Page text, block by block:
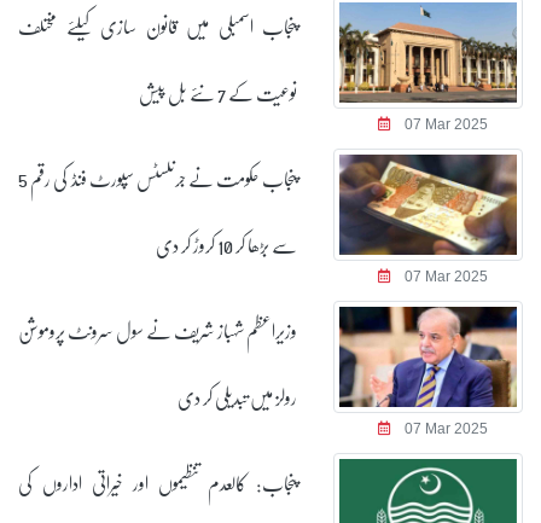
07 Mar 2025
پنجاب اسمبلی میں قانون سازی کیلئے مختلف
نوعیت کے 7 نئے بل پیش
07 Mar 2025
پنجاب حکومت نے جرنلسٹس سپورٹ فنڈ کی رقم 5
سے بڑھا کر 10 کروڑ کر دی
07 Mar 2025
وزیراعظم شہباز شریف نے سول سرونٹ پروموشن
رولز میں تبدیلی کر دی
پنجاب: کالعدم تنظیموں اور خیراتی اداروں کی